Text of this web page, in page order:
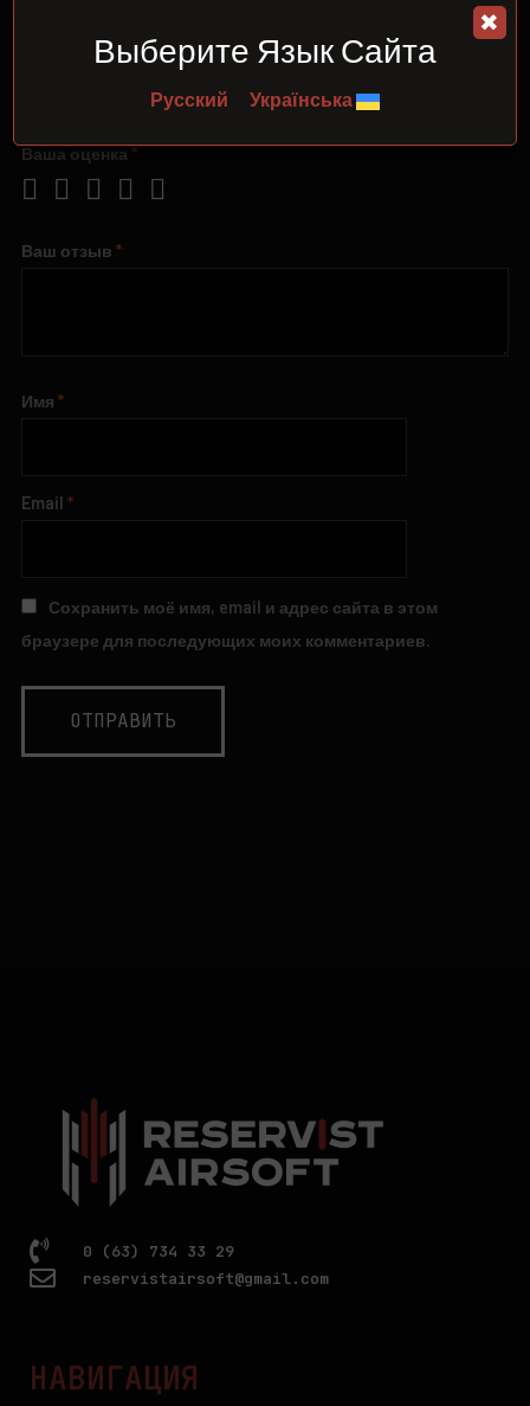
Ваш адрес email не будет опубликован.
поля помечены*
Ваша оценка *
Ваш отзыв *
Имя *
Email *
Сохранить моё имя, email и адрес сайта в этом
браузере для последующих моих комментариев.
0 (63) 734 33 29
reservistairsoft@gmail.com
НАВИГАЦИЯ
Выберите Язык Сайта
Русский Українська
✖